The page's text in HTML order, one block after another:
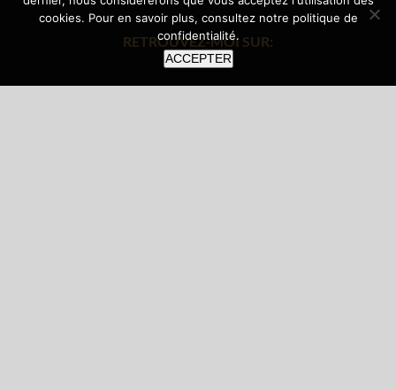
RETROUVEZ-MOI SUR:
cookies. Pour en savoir plus, consultez notre politique de
confidentialité.
ACCEPTER